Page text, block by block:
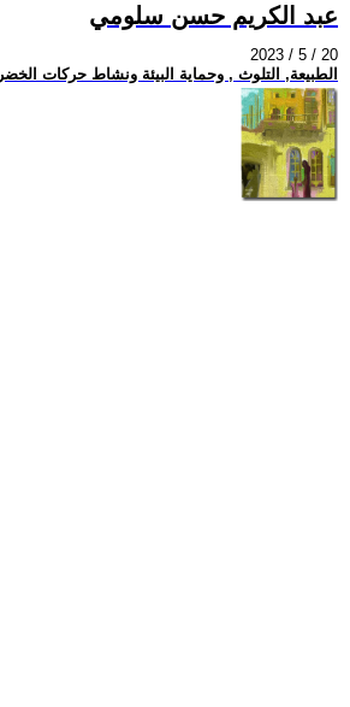
عبد الكريم حسن سلومي
2023 / 5 / 20
الطبيعة, التلوث , وحماية البيئة ونشاط حركات الخضر